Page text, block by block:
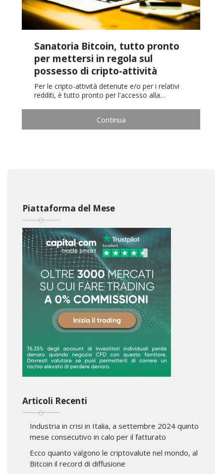
Sanatoria Bitcoin, tutto pronto
per mettersi in regola sul
possesso di cripto-attività
Per le cripto-attività detenute e/o per i relativi
redditi, è tutto pronto per l'accesso alla…
Continua
Piattaforma del Mese
Articoli Recenti
Industria in crisi in Italia, a settembre 2024 quinto
mese consecutivo in calo per il fatturato
Ecco quanto valgono le criptovalute nel mondo, al
Bitcoin il record di diffusione